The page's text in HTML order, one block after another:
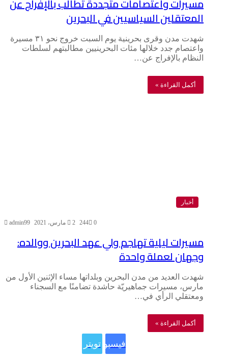
المعتقلين السياسيين في البحرين
شهدت مدن وقرى بحرينية يوم السبت خروج نحو ٣١ مسيرة
واعتصام جدد خلالها مئات البحرينيين مطالبتهم لسلطات
النظام بالإفراج عن…
أكمل القراءة »
أخبار
admin99 2 مارس، 2021 0
244
مسيرات ليلية تهاجم ولي عهد البحرين ووالده:
وجهان لعملة واحدة
شهدت العديد من مدن البحرين وبلداتها مساء الإثنين الأول من
مارس، مسيرات جماهيريّة حاشدة تضامنًا مع السجناء
ومعتقلي الرأي في…
أكمل القراءة »
فيسبوكتويتر